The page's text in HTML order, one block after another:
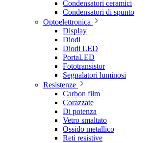
Condensatori ceramici
Condensatori di spunto
Optoelettronica
Display
Diodi
Diodi LED
PortaLED
Fototransistor
Segnalatori luminosi
Resistenze
Carbon film
Corazzate
Di potenza
Vetro smaltato
Ossido metallico
Reti resistive